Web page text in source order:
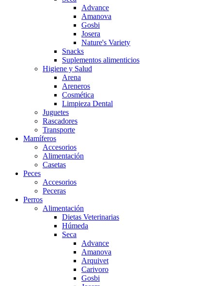
Advance
Amanova
Gosbi
Josera
Nature's Variety
Snacks
Suplementos alimenticios
Higiene y Salud
Arena
Areneros
Cosmética
Limpieza Dental
Juguetes
Rascadores
Transporte
Mamíferos
Accesorios
Alimentación
Casetas
Peces
Accesorios
Peceras
Perros
Alimentación
Dietas Veterinarias
Húmeda
Seca
Advance
Amanova
Arquivet
Carivoro
Gosbi